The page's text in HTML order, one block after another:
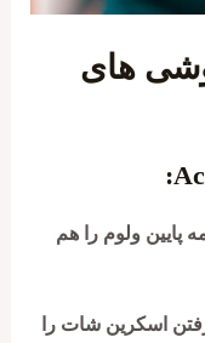
های
پایین ولوم را هم
اسکرین شات را